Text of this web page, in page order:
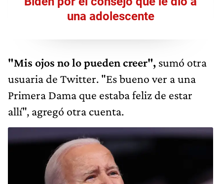
una adolescente
"Mis ojos no lo pueden creer", sumó otra
usuaria de Twitter. "Es bueno ver a una
Primera Dama que estaba feliz de estar
allí", agregó otra cuenta.